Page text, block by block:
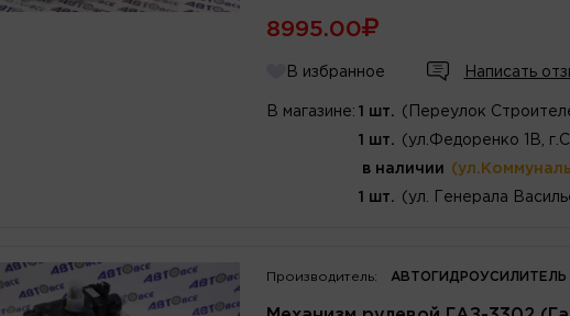
8995.00
В избранное Написать
В магазине: 1 шт. (Переулок
1 шт. (ул.Федоренко 1В,
в наличии
1 шт. (ул. Генерала
Производитель: АВТОГИДРОУСИЛИТЕЛЬ